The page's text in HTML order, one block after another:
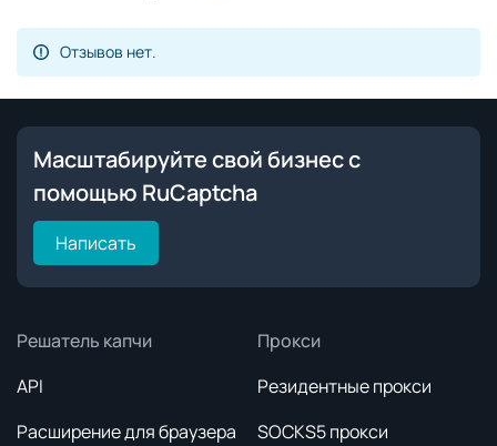
Отзывов нет.
Масштабируйте свой бизнес с
помощью RuCaptcha
Написать
Решатель капчи
API
Расширение для браузера
Прокси
Резидентные прокси
SOCKS5 прокси